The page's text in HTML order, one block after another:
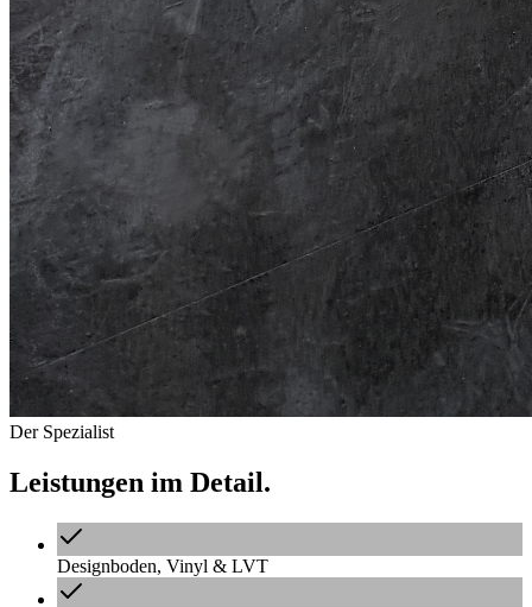
Der Spezialist
Leistungen im Detail.
Designboden, Vinyl & LVT